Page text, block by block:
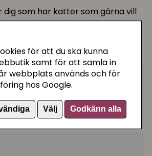
för att du ska kunna
samt för att samla in
webbplats används och för
hos Google.
Välj Godkänn alla
dig som har katter som gärna vill
- men inte gillar att bli lyfta.
dina besökare ser den :)
− +
1-3 vardagar